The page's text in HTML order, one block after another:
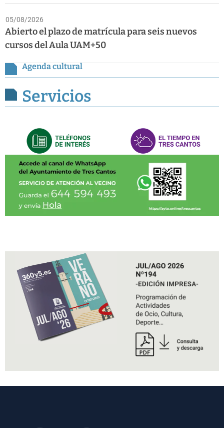
05/08/2026
Abierto el plazo de matrícula para seis nuevos
cursos del Aula UAM+50
Agenda cultural
Servicios